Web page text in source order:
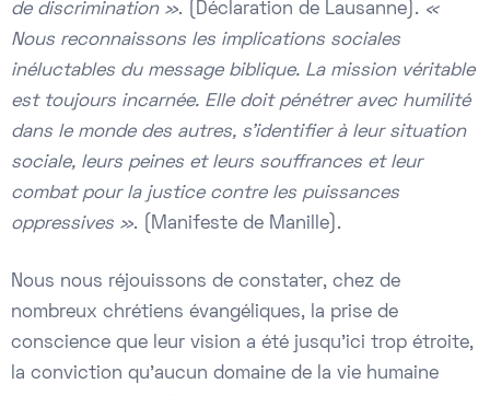
de discrimination ». (Déclaration de Lausanne). «
Nous reconnaissons les implications sociales
inéluctables du message biblique. La mission véritable
est toujours incarnée. Elle doit pénétrer avec humilité
dans le monde des autres, s’identifier à leur situation
sociale, leurs peines et leurs souffrances et leur
combat pour la justice contre les puissances
oppressives ». (Manifeste de Manille).
Nous nous réjouissons de constater, chez de
nombreux chrétiens évangéliques, la prise de
conscience que leur vision a été jusqu’ici trop étroite,
la conviction qu’aucun domaine de la vie humaine